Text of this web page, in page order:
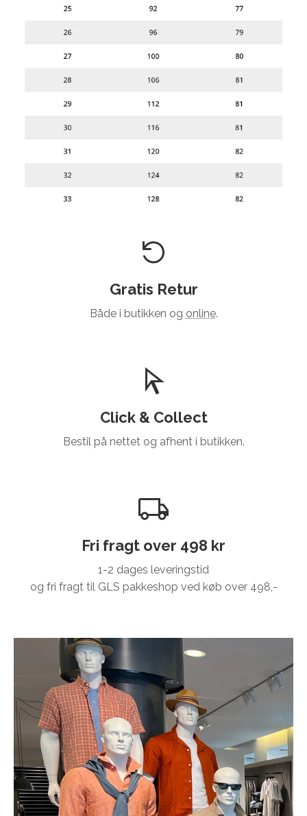
Gratis Retur
Både i butikken og online.
Click & Collect
Bestil på nettet og afhent i butikken.
Fri fragt over 498 kr
1-2 dages leveringstid
og fri fragt til GLS pakkeshop ved køb over 498,-